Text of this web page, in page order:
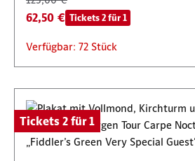
62,50 € Tickets 2 für 1
Verfügbar: 72 Stück
Tickets 2 für 1